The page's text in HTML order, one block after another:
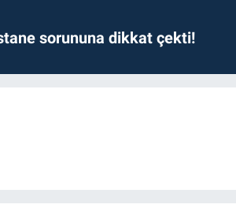
sorununa dikkat çekti!